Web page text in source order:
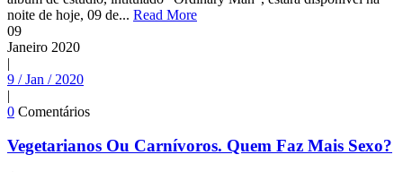
noite de hoje, 09 de... Read More
09
Janeiro 2020
|
9 / Jan / 2020
|
0 Comentários
Vegetarianos Ou Carnívoros. Quem Faz Mais Sexo?